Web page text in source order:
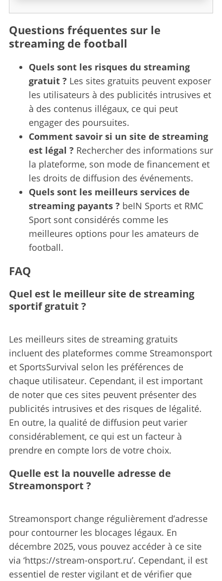
Questions fréquentes sur le
streaming de football
Quels sont les risques du streaming
gratuit ? Les sites gratuits peuvent exposer
les utilisateurs à des publicités intrusives et
à des contenus illégaux, ce qui peut
engager des poursuites.
Comment savoir si un site de streaming
est légal ? Rechercher des informations sur
la plateforme, son mode de financement et
les droits de diffusion des événements.
Quels sont les meilleurs services de
streaming payants ? beIN Sports et RMC
Sport sont considérés comme les
meilleures options pour les amateurs de
football.
FAQ
Quel est le meilleur site de streaming
sportif gratuit ?
Les meilleurs sites de streaming gratuits
incluent des plateformes comme Streamonsport
et SportsSurvival selon les préférences de
chaque utilisateur. Cependant, il est important
de noter que ces sites peuvent présenter des
publicités intrusives et des risques de légalité.
En outre, la qualité de diffusion peut varier
considérablement, ce qui est un facteur à
prendre en compte lors de votre choix.
Quelle est la nouvelle adresse de
Streamonsport ?
Streamonsport change régulièrement d’adresse
pour contourner les blocages légaux. En
décembre 2025, vous pouvez accéder à ce site
via ‘https://stream-onsport.ru’. Cependant, il est
essentiel de rester vigilant et de vérifier que